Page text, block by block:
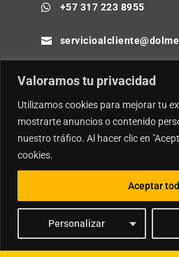
Valoramos tu privacidad
Utilizamos cookies para mejorar tu
mostrarte anuncios o contenido
nuestro tráfico. Al hacer clic en
cookies.
Personalizar
Aceptar
 +57 317 223 8955

Cra 64B No. 85-80
© Copyright
Política de Seguridad de la